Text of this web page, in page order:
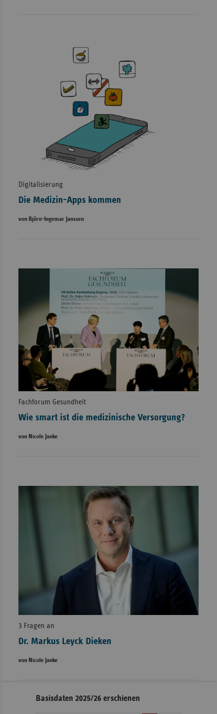
Digitalisierung
Die Medizin-Apps kommen
von Björn-Ingemar Janssen
Fachforum Gesundheit
Wie smart ist die medizinische Versorgung?
von Nicole Janke
3 Fragen an
Dr. Markus Leyck Dieken
von Nicole Janke
Seitennavigation
SeitenleisteBasisdaten 2025/26 erschienen